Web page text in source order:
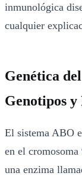
inmunológica
cualquier
Genética
Genotipos y
El sistema ABO
en el
una enzima